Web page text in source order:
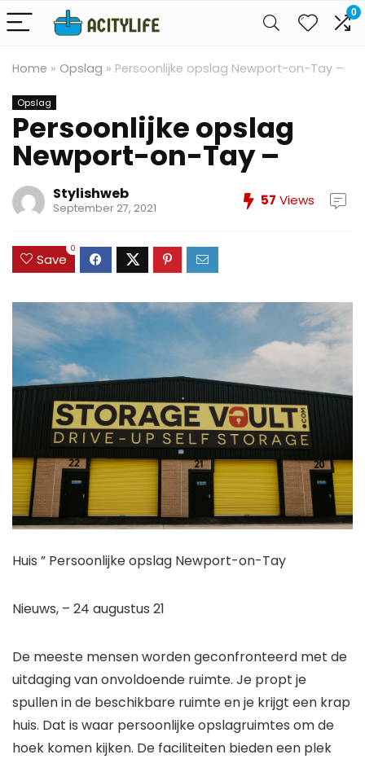
0
Home » Opslag » Persoonlijke opslag Newport-on-Tay –
Opslag
Persoonlijke opslag
Newport-on-Tay –
Stylishweb
September 27, 2021 57 Views
Save
0
Huis ” Persoonlijke opslag Newport-on-Tay
Nieuws, – 24 augustus 21
De meeste mensen worden geconfronteerd met de
uitdaging van onvoldoende ruimte. Je propt je
spullen in de beschikbare ruimte en je krijgt een krap
huis. Dat is waar persoonlijke opslagruimtes om de
hoek komen kijken. De faciliteiten bieden een plek